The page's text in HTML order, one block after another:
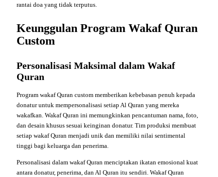
rantai doa yang tidak terputus.
Keunggulan Program Wakaf Quran
Custom
Personalisasi Maksimal dalam Wakaf
Quran
Program wakaf Quran custom memberikan kebebasan penuh kepada
donatur untuk mempersonalisasi setiap Al Quran yang mereka
wakafkan. Wakaf Quran ini memungkinkan pencantuman nama, foto,
dan desain khusus sesuai keinginan donatur. Tim produksi membuat
setiap wakaf Quran menjadi unik dan memiliki nilai sentimental
tinggi bagi keluarga dan penerima.
Personalisasi dalam wakaf Quran menciptakan ikatan emosional kuat
antara donatur, penerima, dan Al Quran itu sendiri. Wakaf Quran